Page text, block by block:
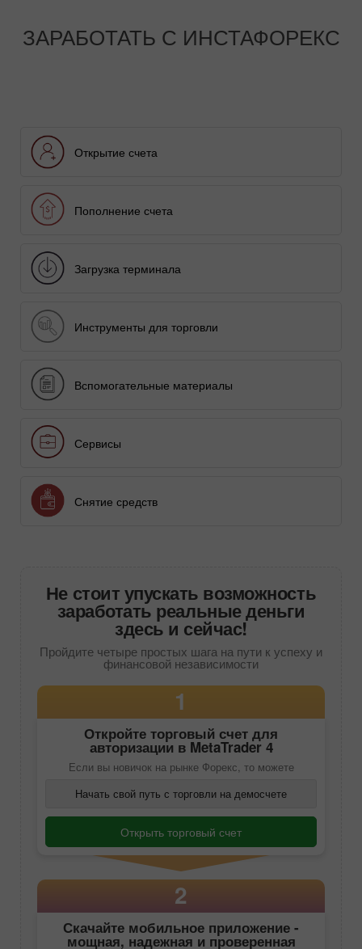
ЗАРАБОТАТЬ С ИНСТАФОРЕКС
Открытие счета
Пополнение счета
Загрузка терминала
Инструменты для торговли
Вспомогательные материалы
Сервисы
Снятие средств
Не стоит упускать возможность
заработать реальные деньги
здесь и сейчас!
Пройдите четыре простых шага на пути к успеху и
финансовой независимости
1
Откройте торговый счет для
авторизации в MetaTrader 4
Если вы новичок на рынке Форекс, то можете
Начать свой путь с торговли на демосчете
Открыть торговый счет
2
Скачайте мобильное приложение -
мощная, надежная и проверенная